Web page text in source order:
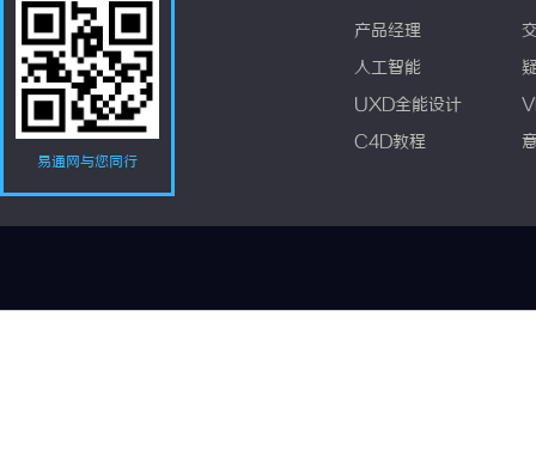
易通网与您同行
产品经理
人工智能
UXD全能设计
C4D教程